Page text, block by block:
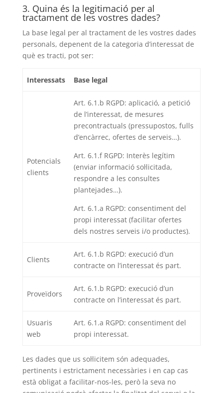
3. Quina és la legitimació per al
tractament de les vostres dades?
La base legal per al tractament de les vostres dades
personals, depenent de la categoria d’interessat de
què es tracti, pot ser:
Interessats Base legal
Potencials
clients
Art. 6.1.b RGPD: aplicació, a petició
de l’interessat, de mesures
precontractuals (pressupostos, fulls
d’encàrrec, ofertes de serveis…).
Art. 6.1.f RGPD: Interès legítim
(enviar informació sol·licitada,
respondre a les consultes
plantejades…).
Art. 6.1.a RGPD: consentiment del
propi interessat (facilitar ofertes
dels nostres serveis i/o productes).
Clients
Art. 6.1.b RGPD: execució d’un
contracte on l’interessat és part.
Proveïdors
Art. 6.1.b RGPD: execució d’un
contracte on l’interessat és part.
Usuaris
web
Art. 6.1.a RGPD: consentiment del
propi interessat.
Les dades que us sol·licitem són adequades,
pertinents i estrictament necessàries i en cap cas
està obligat a facilitar-nos-les, però la seva no